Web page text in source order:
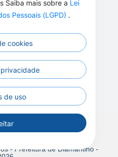
- Prefeitura de Diamantino -
Saiba mais sobre a Lei
Pessoais (LGPD) .
cookies
de uso